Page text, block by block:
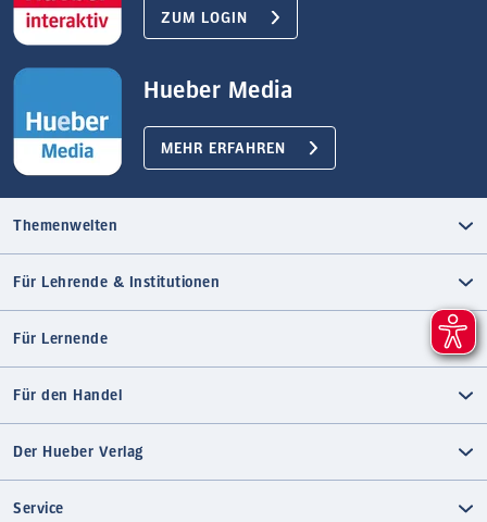
ZUM LOGIN
Hueber Media
MEHR ERFAHREN
Themenwelten
Für Lehrende & Institutionen
Für Lernende
Für den Handel
Der Hueber Verlag
Service